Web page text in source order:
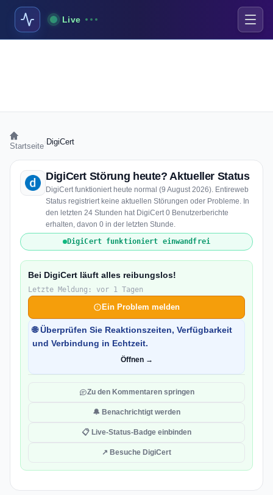
Live
Startseite DigiCert
DigiCert Störung heute? Aktueller Status
DigiCert funktioniert heute normal (9 August 2026). Entireweb
Status registriert keine aktuellen Störungen oder Probleme. In
den letzten 24 Stunden hat DigiCert 0 Benutzerberichte
erhalten, davon 0 in der letzten Stunde.
DigiCert funktioniert einwandfrei
Bei DigiCert läuft alles reibungslos!
Letzte Meldung: vor 1 Tagen
Ein Problem melden
🌐 Überprüfen Sie Reaktionszeiten, Verfügbarkeit
und Verbindung in Echtzeit.
Öffnen →
Zu den Kommentaren springen
🔔 Benachrichtigt werden
📋 Live-Status-Badge einbinden
↗ Besuche DigiCert